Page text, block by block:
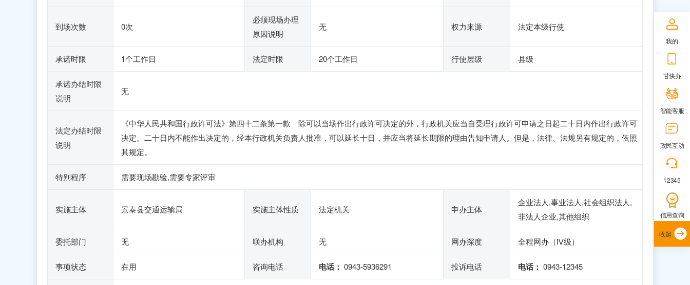
到场次数 0次
必须现场办理
原因说明
无 权力来源 法定本级行使
承诺时限 1个工作日 法定时限 20个工作日 行使层级 县级
承诺办结时限
说明
无
法定办结时限
说明
《中华人民共和国行政许可法》第四十二条第一款 除可以当场作出行政许可决定的外，行政机关应当自受理行政许可申请之日起二十日内作出行政许可
决定。二十日内不能作出决定的，经本行政机关负责人批准，可以延长十日，并应当将延长期限的理由告知申请人。但是，法律、法规另有规定的，依照
其规定。
特别程序 需要现场勘验,需要专家评审
实施主体 景泰县交通运输局 实施主体性质 法定机关 申办主体
企业法人,事业法人,社会组织法人,
非法人企业,其他组织
委托部门 无 联办机构 无 网办深度 全程网办（Ⅳ级）
事项状态 在用 咨询电话 电话： 0943-5936291 投诉电话 电话： 0943-12345
我的
甘快办
智能客服
政民互动
12345
信用查询
收起